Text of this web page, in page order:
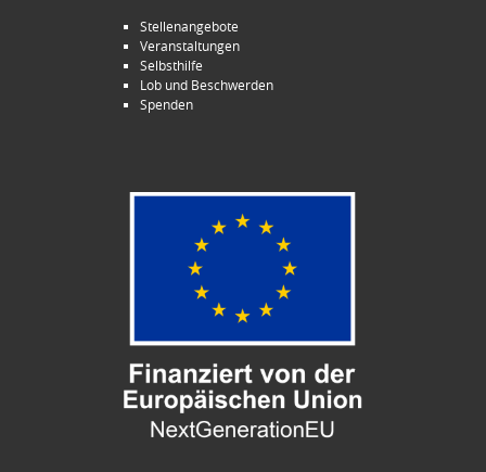
Stellenangebote
Veranstaltungen
Selbsthilfe
Lob und Beschwerden
Spenden